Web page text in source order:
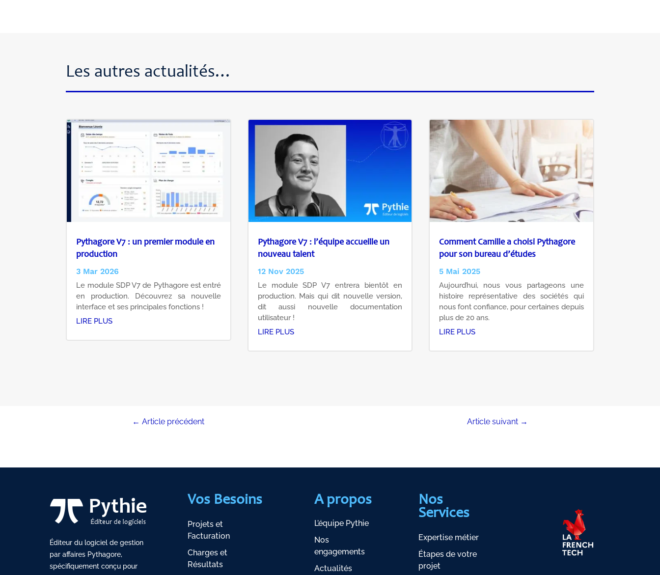
Les autres actualités…
Pythagore V7 : un premier module en
production
3 Mar 2026
Le module SDP V7 de Pythagore est entré
en production. Découvrez sa nouvelle
interface et ses principales fonctions !
LIRE PLUS
Pythagore V7 : l’équipe accueille un
nouveau talent
12 Nov 2025
Le module SDP V7 entrera bientôt en
production. Mais qui dit nouvelle version,
dit aussi nouvelle documentation
utilisateur !
LIRE PLUS
Comment Camille a choisi Pythagore
pour son bureau d’études
5 Mai 2025
Aujourd’hui, nous vous partageons une
histoire représentative des sociétés qui
nous font confiance, pour certaines depuis
plus de 20 ans.
LIRE PLUS
← Article précédent Article suivant →
Éditeur du logiciel de gestion
par affaires Pythagore,
spécifiquement conçu pour
Vos Besoins
Projets et
Facturation
Charges et
Résultats
A propos
L’équipe Pythie
Nos
engagements
Actualités
Nos
Services
Expertise métier
Étapes de votre
projet